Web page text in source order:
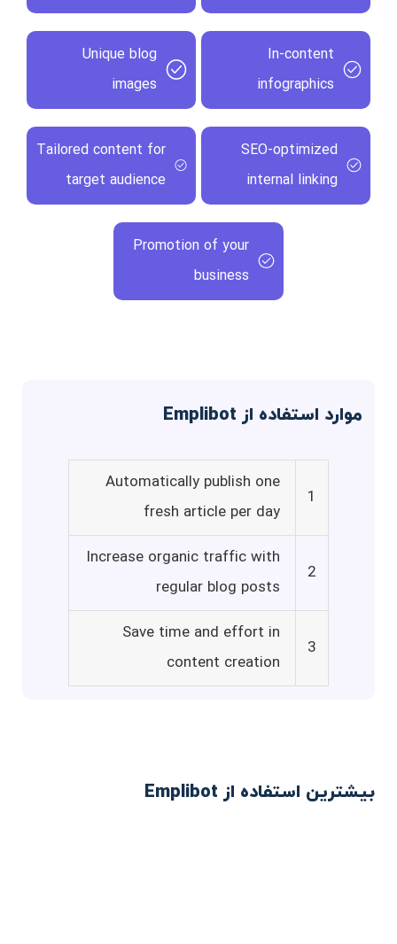
In-content
infographics
Unique blog
images
SEO-optimized
internal linking
Tailored content for
target audience
Promotion of your
business
موارد استفاده از Emplibot
1
Automatically publish one
fresh article per day
2
Increase organic traffic with
regular blog posts
3
Save time and effort in
content creation
بیشترین استفاده از Emplibot